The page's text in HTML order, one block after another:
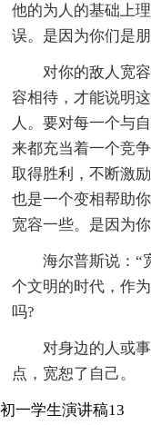
他的为人的基础上
误。是因为你们是朋
对你的敌人宽
容相待，才能说明
人。要对每一个与
来都充当着一个竞
取得胜利，不断激
也是一个变相帮助
宽容一些。是因为
海尔普斯说：“
个文明的时代，作
吗?
对身边的人或
点，宽恕了自己。
初一学生演讲稿13